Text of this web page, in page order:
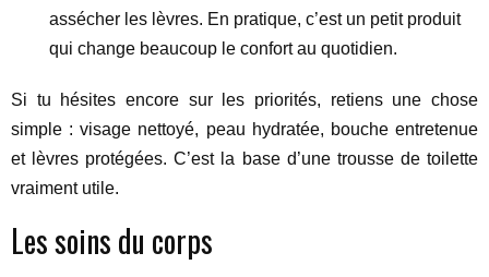
assécher les lèvres. En pratique, c’est un petit produit
qui change beaucoup le confort au quotidien.
Si tu hésites encore sur les priorités, retiens une chose
simple : visage nettoyé, peau hydratée, bouche entretenue
et lèvres protégées. C’est la base d’une trousse de toilette
vraiment utile.
Les soins du corps